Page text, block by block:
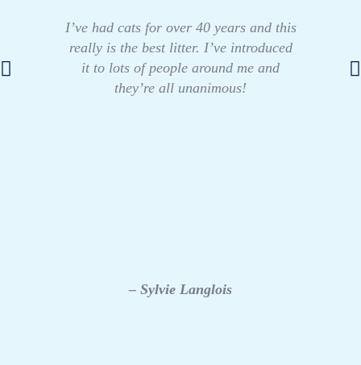
I’ve had cats for over 40 years and this
really is the best litter. I’ve introduced
it to lots of people around me and
they’re all unanimous!
– Sylvie Langlois